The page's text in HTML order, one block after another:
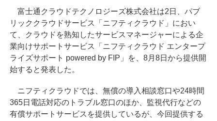
富士通クラウドテクノロジーズ株式会社は2日、パブ
リッククラウドサービス「ニフティクラウド」におい
て、クラウドを熟知したサービスマネージャーによる企
業向けサポートサービス「ニフティクラウド エンタープ
ライズサポート powered by FIP」を、8月8日から提供開
始すると発表した。
ニフティクラウドでは、無償の導入相談窓口や24時間
365日電話対応のトラブル窓口のほか、監視代行などの
有償サポートサービスを提供しているが、今回提供する